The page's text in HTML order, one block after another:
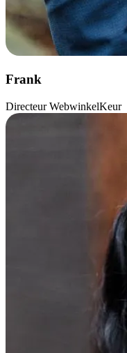
Frank
Directeur WebwinkelKeur